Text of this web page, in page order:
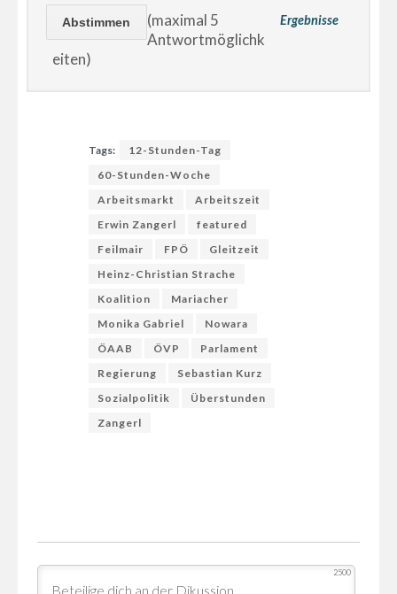
Ergebnisse
(maximal 5
Antwortmöglichk
eiten)
Tags:
12-Stunden-Tag
60-Stunden-Woche
Arbeitsmarkt
Arbeitszeit
Erwin Zangerl
featured
Feilmair
FPÖ
Gleitzeit
Heinz-Christian Strache
Koalition
Mariacher
Monika Gabriel
Nowara
ÖAAB
ÖVP
Parlament
Regierung
Sebastian Kurz
Sozialpolitik
Überstunden
Zangerl
2500